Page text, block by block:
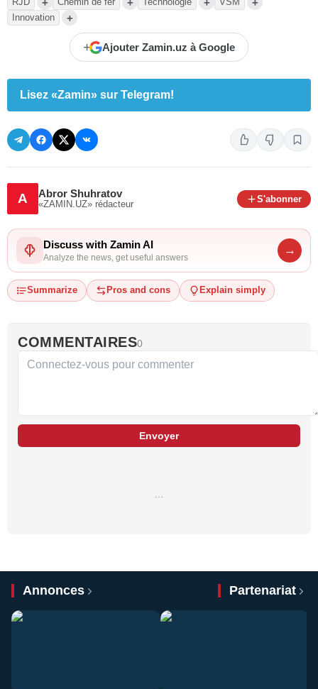
Innovation +
+ Ajouter Zamin.uz à Google
Lisez «Zamin» sur Telegram!
A Abror Shuhratov
«ZAMIN.UZ» rédacteur
S'abonner
Discuss with Zamin AI
Analyze the news, get useful answers
→
Summarize Pros and cons Explain simply
COMMENTAIRES0
Envoyer
Annonces Partenariat